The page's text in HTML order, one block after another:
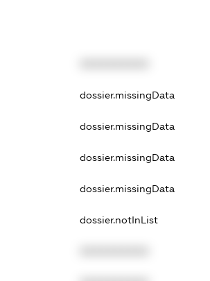
dossier.missingData
dossier.missingData
dossier.missingData
dossier.missingData
dossier.notInList